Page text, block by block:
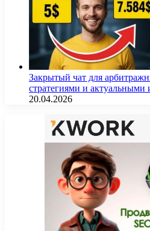
Закрытый чат для
стратегиями и
20.04.2026